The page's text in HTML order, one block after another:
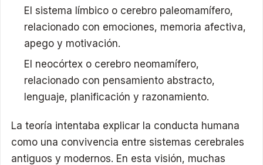
El sistema límbico o cerebro paleomamífero,
relacionado con emociones, memoria afectiva,
apego y motivación.
El neocórtex o cerebro neomamífero,
relacionado con pensamiento abstracto,
lenguaje, planificación y razonamiento.
La teoría intentaba explicar la conducta humana
como una convivencia entre sistemas cerebrales
antiguos y modernos. En esta visión, muchas